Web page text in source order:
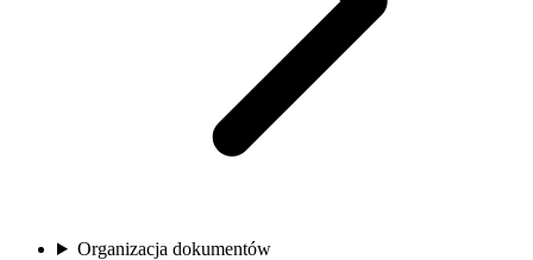
Organizacja dokumentów